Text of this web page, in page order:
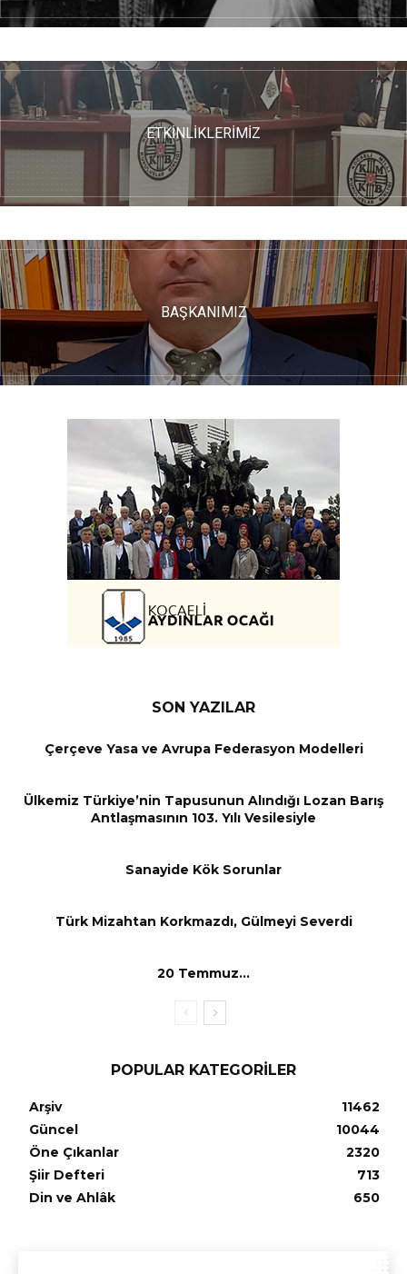
ETKİNLİKLERİMİZ
BAŞKANIMIZ
SON YAZILAR
Çerçeve Yasa ve Avrupa Federasyon Modelleri
Ülkemiz Türkiye’nin Tapusunun Alındığı Lozan Barış
Antlaşmasının 103. Yılı Vesilesiyle
Sanayide Kök Sorunlar
Türk Mizahtan Korkmazdı, Gülmeyi Severdi
20 Temmuz…
POPULAR KATEGORILER
Arşiv
11462
Güncel
10044
Öne Çıkanlar
2320
Şiir Defteri
713
Din ve Ahlâk
650